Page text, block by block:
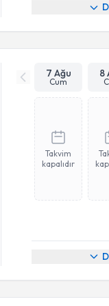
7 Ağu
Cum
8
Takvim
kapalıdır
Randevu Takvimi